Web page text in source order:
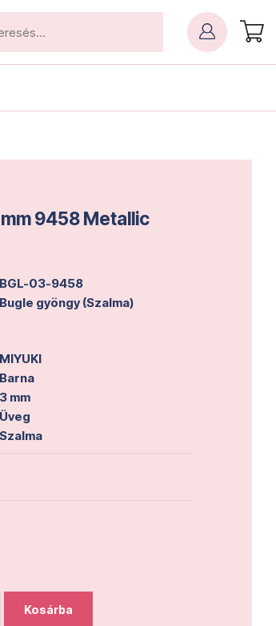
9458 Metallic
BGL-03-9458
Bugle gyöngy (Szalma)
MIYUKI
Barna
3 mm
Üveg
Szalma
Kosárba